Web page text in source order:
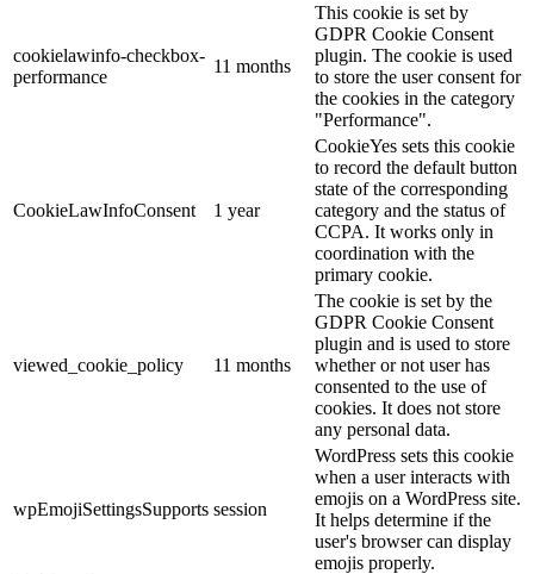
cookielawinfo-checkbox-
performance
11 months
This cookie is set by
GDPR Cookie Consent
plugin. The cookie is used
to store the user consent for
the cookies in the category
"Performance".
CookieLawInfoConsent 1 year
CookieYes sets this cookie
to record the default button
state of the corresponding
category and the status of
CCPA. It works only in
coordination with the
primary cookie.
viewed_cookie_policy 11 months
The cookie is set by the
GDPR Cookie Consent
plugin and is used to store
whether or not user has
consented to the use of
cookies. It does not store
any personal data.
wpEmojiSettingsSupports session
WordPress sets this cookie
when a user interacts with
emojis on a WordPress site.
It helps determine if the
user's browser can display
emojis properly.